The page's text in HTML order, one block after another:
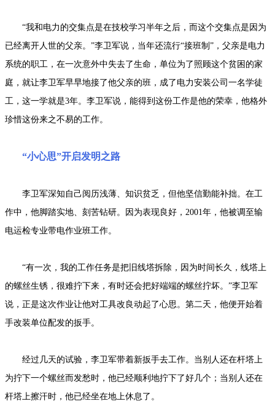
“我和电力的交集点是在技校学习半年之后，而这个交集点是因为
已经离开人世的父亲。”李卫军说，当年还流行“接班制”，父亲是电力
系统的职工，在一次意外中失去了生命，单位为了照顾这个贫困的家
庭，就让李卫军早早地接了他父亲的班，成了电力安装公司一名学徒
工，这一学就是3年。李卫军说，能得到这份工作是他的荣幸，他格外
珍惜这份来之不易的工作。
“小心思”开启发明之路
李卫军深知自己阅历浅薄、知识贫乏，但他坚信勤能补拙。在工
作中，他脚踏实地、刻苦钻研。因为表现良好，2001年，他被调至输
电运检专业带电作业班工作。
“有一次，我的工作任务是把旧线塔拆除，因为时间长久，线塔上
的螺丝生锈，很难拧下来，有时还会把好端端的螺丝拧坏。”李卫军
说，正是这次作业让他对工具改良动起了心思。第二天，他便开始着
手改装单位配发的扳手。
经过几天的试验，李卫军带着新扳手去工作。当别人还在杆塔上
为拧下一个螺丝而发愁时，他已经顺利地拧下了好几个；当别人还在
杆塔上擦汗时，他已经坐在地上休息了。